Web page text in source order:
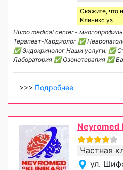
Скажите, что
Клиникс уз
Humo medical center -
Терапевт-Кардиолог ✅️
✅️ Эндокринолог Наши услуги: ✅️
Лаборатория ✅️ Озонотерапия ✅️
>>> Подробнее
Neyromed
Частная
ул.